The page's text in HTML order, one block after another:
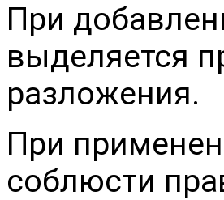
При
выделяется
разложения.
При
соблюсти